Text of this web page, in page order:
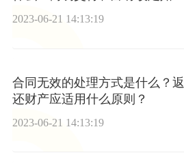
区分？
2023-06-21 14:13:19
合同无效的处理方式是什么？返
还财产应适用什么原则？
2023-06-21 14:13:19